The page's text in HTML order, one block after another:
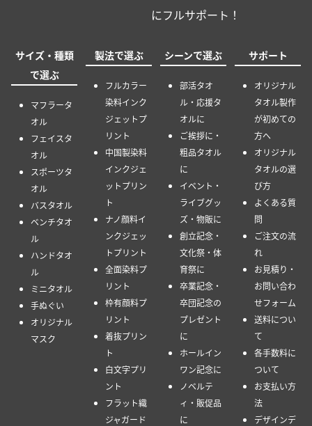
にフルサポート！
サイズ・種類
で選ぶ
マフラータ
オル
フェイスタ
オル
スポーツタ
オル
バスタオル
ベンチタオ
ル
ハンドタオ
ル
ミニタオル
手ぬぐい
オリジナル
マスク
製法で選ぶ
フルカラー
染料インク
ジェットプ
リント
中国製染料
インクジェ
ットプリン
ト
ナノ顔料イ
ンクジェッ
トプリント
全面染料プ
リント
枠有顔料プ
リント
着抜プリン
ト
白文字プリ
ント
フラット織
ジャガード
シーンで選ぶ
部活タオ
ル・応援タ
オルに
ご挨拶に・
粗品タオル
に
イベント・
ライブグッ
ズ・物販に
創立記念・
文化祭・体
育祭に
卒業記念・
卒団記念の
プレゼント
に
ホールイン
ワン記念に
ノベルテ
ィ・販促品
に
サポート
オリジナル
タオル製作
が初めての
方へ
オリジナル
タオルの選
び方
よくある質
問
ご注文の流
れ
お見積り・
お問い合わ
せフォーム
送料につい
て
各手数料に
ついて
お支払い方
法
デザインデ